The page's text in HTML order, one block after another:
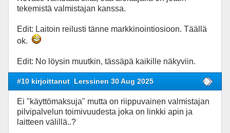
tekemistä valmistajan kanssa.
Edit: Laitoin reilusti tänne markkinointiosioon. Täällä
ok.
Edit: No löysin muutkin, tässäpä kaikille näkyviin.
#10 kirjoittanut Lerssinen 30 Aug 2025
Ei "käyttömaksuja" mutta on riippuvainen valmistajan
pilvipalvelun toimivuudesta joka on linkki apin ja
laitteen välillä..?